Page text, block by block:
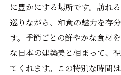
に豊かにする場所です。訪れ
巡りながら、和食の魅力を存
す。季節ごとの鮮やかな食材
な日本の建築美と相まって、
てくれます。この特別な時間